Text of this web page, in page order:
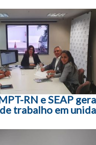
entre posts
RN e SEAP gera
trabalho em